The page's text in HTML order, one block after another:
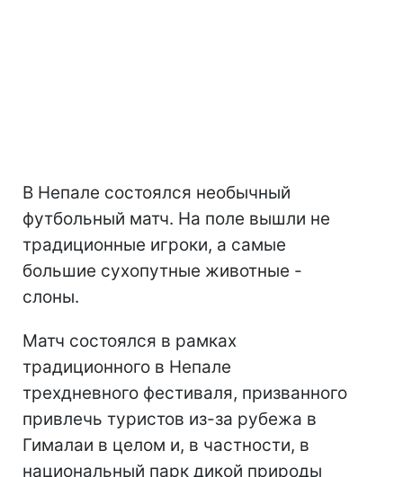
В Непале состоялся необычный
футбольный матч. На поле вышли не
традиционные игроки, а самые
большие сухопутные животные -
слоны.
Матч состоялся в рамках
традиционного в Непале
трехдневного фестиваля, призванного
привлечь туристов из-за рубежа в
Гималаи в целом и, в частности, в
национальный парк дикой природы